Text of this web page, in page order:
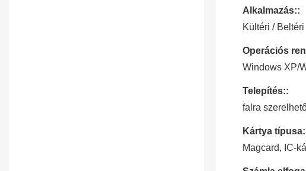
Alkalmazás::
Kültéri / Beltéri
Operációs
Windows XP/
Telepítés::
falra
Kártya
Magcard, IC-